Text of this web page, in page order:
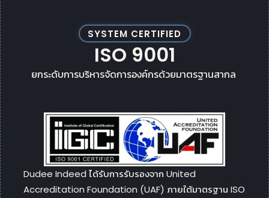
SYSTEM CERTIFIED
ISO 9001
ยกระดับการบริหารจัดการองค์กรด้วยมาตรฐานสากล
Dudee Indeed ได้รับการรับรองจาก United
Accreditation Foundation (UAF) ภายใต้มาตรฐาน ISO